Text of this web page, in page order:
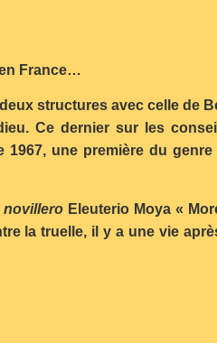
France…
structures avec celle de
Ce dernier sur les
une première du
novillero Eleuterio Moya «
la truelle, il y a une vie